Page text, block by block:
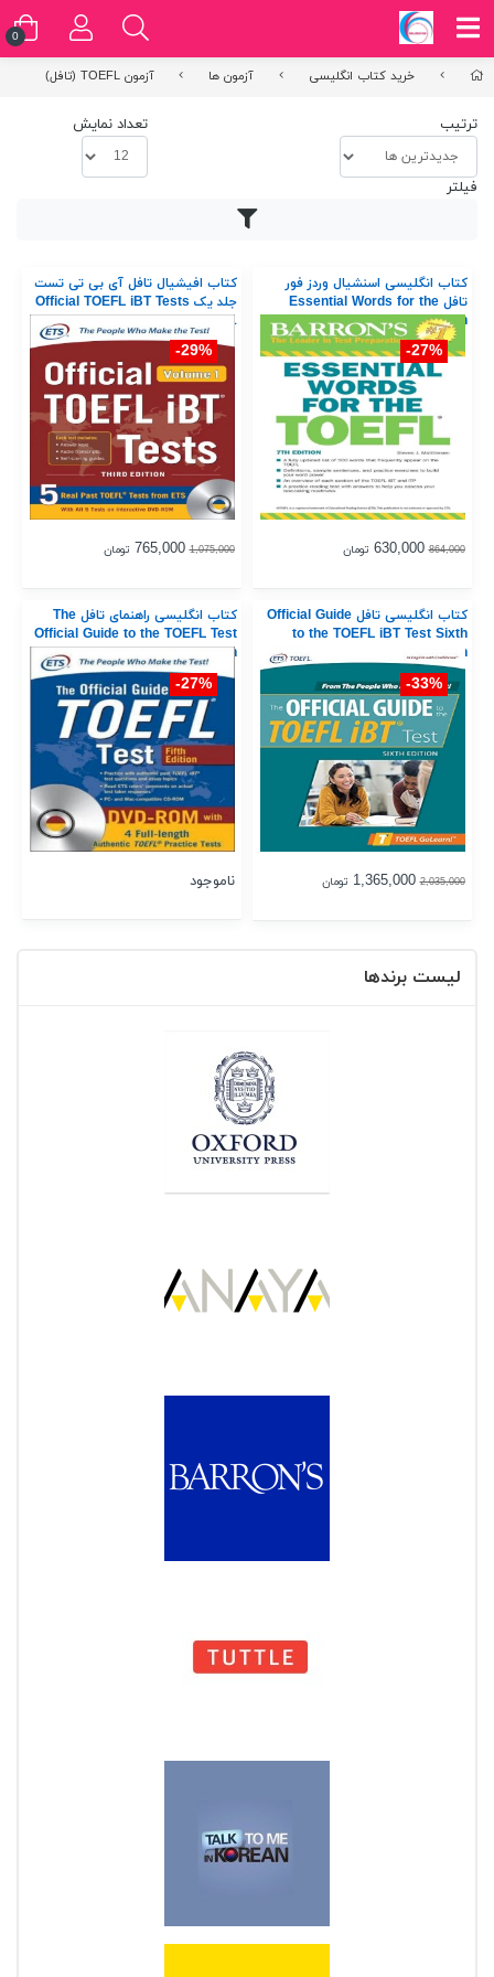
خرید کتاب انگلیسی آزمون ها آزمون TOEFL (تافل)
ترتیب تعداد نمایش
فیلتر
کتاب انگلیسی اسنشیال وردز فور
تافل Essential Words for the
TOEFL 7th
27%-
864,000
630,000 تومان
کتاب افیشیال تافل آی بی تی تست
جلد یک Official TOEFL iBT Tests
Volume 1
29%-
1,075,000
765,000 تومان
کتاب انگلیسی تافل Official Guide
to the TOEFL iBT Test Sixth
Edition
33%-
2,035,000
1,365,000 تومان
کتاب انگلیسی راهنمای تافل The
Official Guide to the TOEFL Test
Fifth Edition
27%-
ناموجود
لیست برندها
0